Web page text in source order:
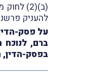
(ב)(2) לחוק מיסוי מקרקעין הצטרף השופט קירש לעמדתו של רו"ח פרידמן
להעניק
על פסק-
ברם, לנוכח
בפסק-הדין,